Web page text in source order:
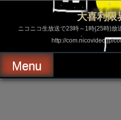
ス
ッ
プ
大喜利限
ニコニコ生放送で23時～1時(25時)放
http://com.nicovideo.jp/
Menu